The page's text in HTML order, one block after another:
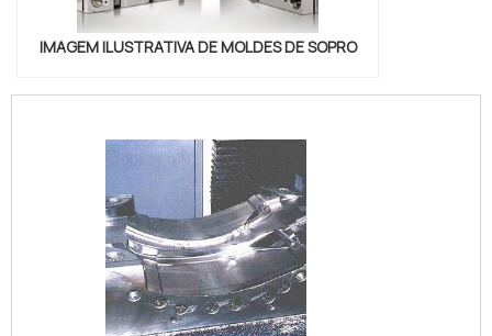
IMAGEM ILUSTRATIVA DE MOLDES DE SOPRO